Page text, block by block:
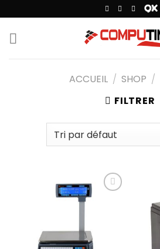
au
contenu
ACCUEIL / SHOP /
FILTRER